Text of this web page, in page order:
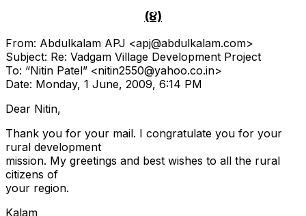
(૪)
From: Abdulkalam APJ <apj@abdulkalam.com>
Subject: Re: Vadgam Village Development Project
To: “Nitin Patel” <nitin2550@yahoo.co.in>
Date: Monday, 1 June, 2009, 6:14 PM
Dear Nitin,
Thank you for your mail. I congratulate you for your
rural development
mission. My greetings and best wishes to all the rural
citizens of
your region.
Kalam